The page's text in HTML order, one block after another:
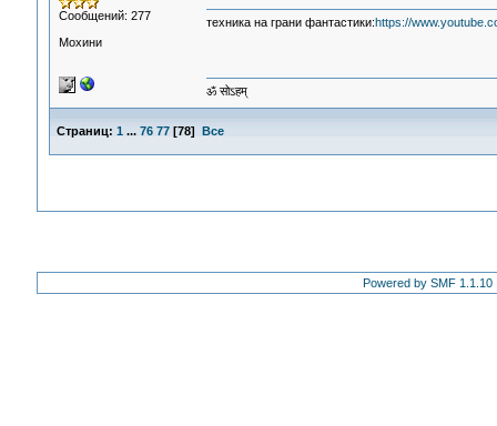
Сообщений: 277
Мохини
техника на грани фантастики:https://
ॐ सोऽहम्
Страниц: 1 ... 76 77[78] Все
Powered by SMF 1.1.10